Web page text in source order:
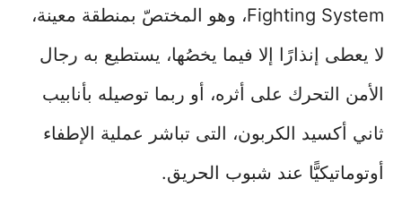
Fighting System، وهو المختصّ بمنطقة معينة،
لا يعطى إنذارًا إلا فيما يخصُها، يستطيع به رجال
الأمن التحرك على أثره، أو ربما توصيله بأنابيب
ثاني أكسيد الكربون، التى تباشر عملية الإطفاء
أوتوماتيكيًّا عند شبوب الحريق.